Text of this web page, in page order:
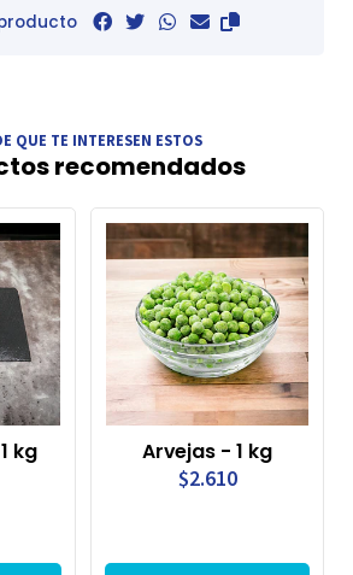
QUE TE INTERESEN ESTOS
recomendados
kg Arvejas - 1 kg
$2.610